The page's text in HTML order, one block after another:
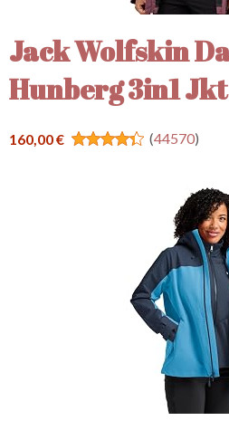
Jack Wolfskin
Hunberg 3in1
160,00 € (44570)